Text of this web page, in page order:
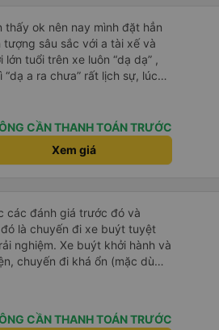
thấy ok nên nay mình đặt hẳn
sâu sắc với a tài xế và
lớn tuổi trên xe luôn “dạ dạ” ,
“dạ a ra chưa” rất lịch sự, lúc
nhẹ nhàng, anh tài xế thì
mệt, anh bảo a rất ít khi
bị say bị mệt dữ lắm. Mình
nghề và có năng lượng tích
CẦN THANH TOÁN TRƯỚC
Xem giá
các đánh giá trước đó và
là chuyến đi xe buýt tuyệt
nghiệm. Xe buýt khởi hành và
chuyến đi khá ổn (mặc dù
của Việt Nam ^^), và chỗ
CẦN THANH TOÁN TRƯỚC